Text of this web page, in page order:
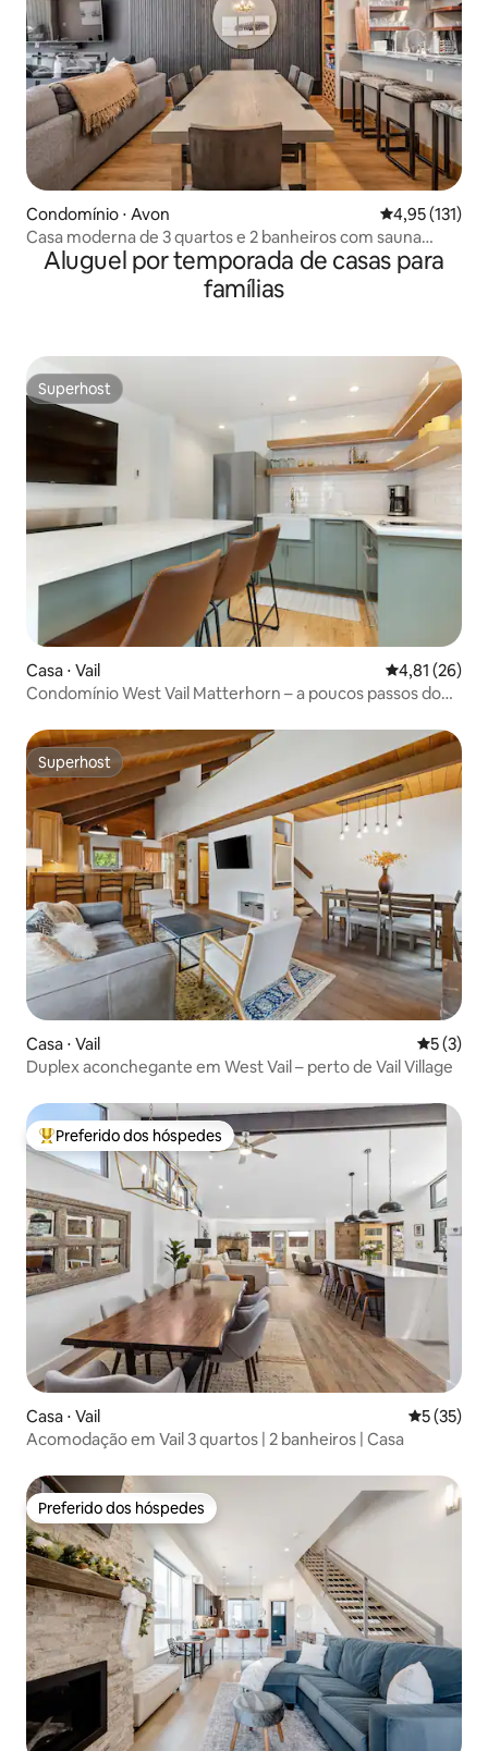
Condomínio ⋅ Avon 4,95 de uma
4,95 (131)
Casa moderna de 3 quartos e 2 banheiros com sauna
perto de BC/Vail
Aluguel por temporada de casas para
famílias
Superhost
Superhost
Casa ⋅ Vail 4,81 de uma
4,81 (26)
Condomínio West Vail Matterhorn – a poucos passos do
Superhost
Superhost
Casa ⋅ Vail 5 de
5 (3)
Duplex aconchegante em West Vail – perto de Vail Village
Entre os melhores preferidos dos hóspedes
Preferido dos hóspedes
Casa ⋅ Vail 5 de uma
5 (35)
Acomodação em Vail 3 quartos | 2 banheiros | Casa
Preferido dos hóspedes
Preferido dos hóspedes